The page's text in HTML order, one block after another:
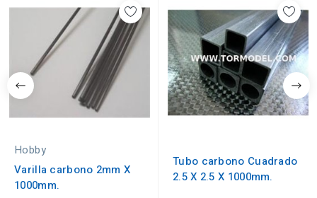
Hobby
Varilla carbono 2mm X
1000mm.
Tubo carbono Cuadrado
2.5 X 2.5 X 1000mm.